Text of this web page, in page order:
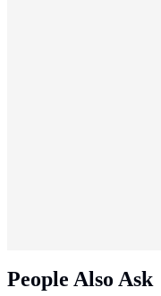
People Also Ask